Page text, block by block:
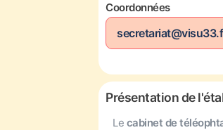
Coordonnées
Présentation de
Le cabinet de